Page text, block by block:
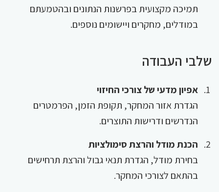
תמיכה מקצועית בפרשנות הנתונים ובהטמעתם
במודלים, מחקרים ויישומים נוספים.
שלבי העבודה
אפיון מדעי של צורכי החיזוי
הגדרת אזור המחקר, תקופת הזמן, הפרמטרים
הנדרשים ודרישות התוצרים.
הכנת מודל והרצת סימולציות
בחירת מודל, הגדרת תנאי גבול והרצת תרחישים
בהתאם לצורכי המחקר.